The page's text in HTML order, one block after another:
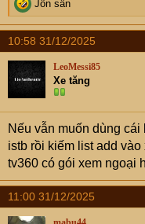
R
e
a
c
t
i
n
s
:
Jôn sần
10:58 31/12/2025
LeoMessi85
Xe tăng
Nếu vẫn muốn dùng
istb rồi kiếm list add
tv360 có gói xem ngoại
11:00 31/12/2025